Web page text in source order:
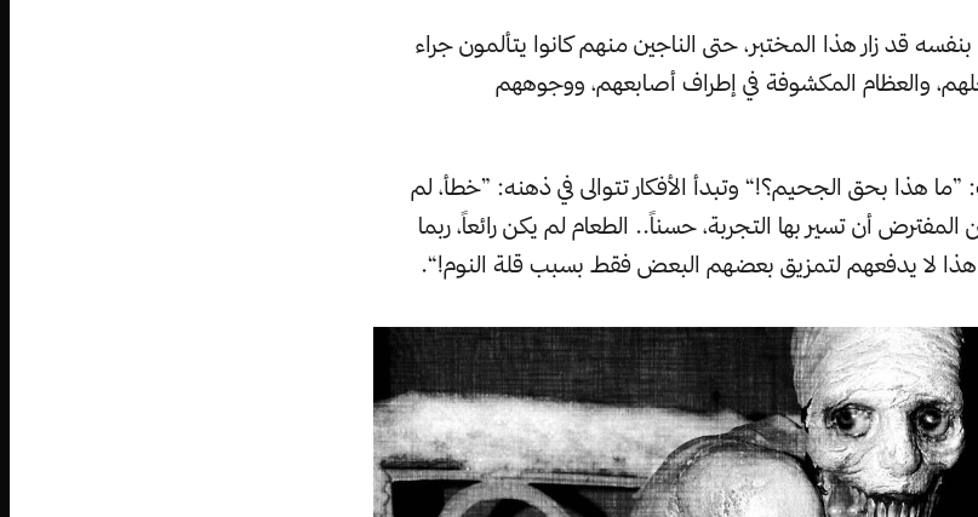
قد زار هذا المختبر، حتى الناجين منهم كانوا يتألمون جراء
والعظام المكشوفة في إطراف أصابعهم، ووجوههم
هذا بحق الجحيم؟!“ وتبدأ الأفكار تتوالى في ذهنه: ”خطأ، لم
أن تسير بها التجربة، حسناً.. الطعام لم يكن رائعاً، ربما
هذا لا يدفعهم لتمزيق بعضهم البعض فقط بسبب قلة النوم!“.